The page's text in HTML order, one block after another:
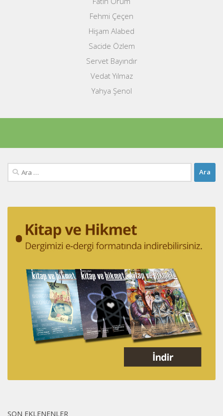
Fehmi Çeçen
Hişam Alabed
Sacide Özlem
Servet Bayındır
Vedat Yılmaz
Yahya Şenol
Arama:
SON EKLENENLER